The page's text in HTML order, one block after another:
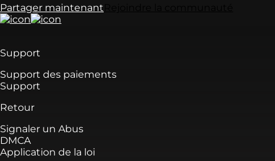
Partager maintenant
Support
Support des paiements
Support
Retour
Signaler un Abus
DMCA
Application de la loi